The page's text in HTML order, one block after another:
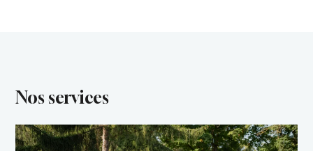
Nos services